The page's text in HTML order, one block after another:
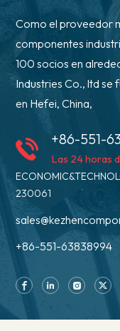
Como el proveedor
componentes
100 socios en
Industries Co., ltd se
en Hefei, China,
+86-551-
Las 24 horas
230061
+86-551-63838994